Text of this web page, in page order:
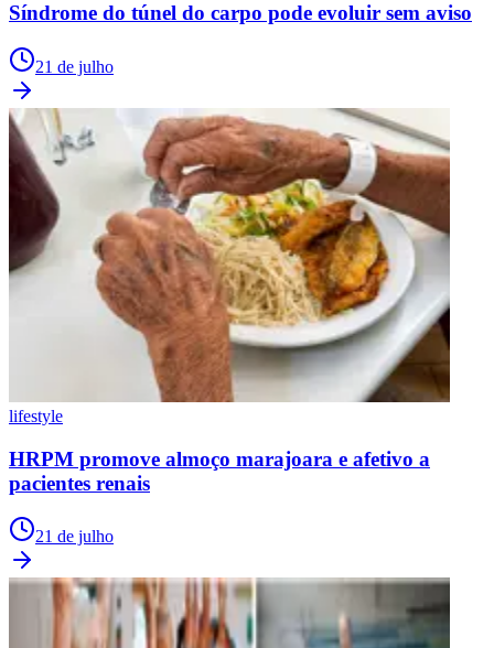
Síndrome do túnel do carpo pode evoluir sem aviso
21 de julho
lifestyle
HRPM promove almoço marajoara e afetivo a
pacientes renais
21 de julho